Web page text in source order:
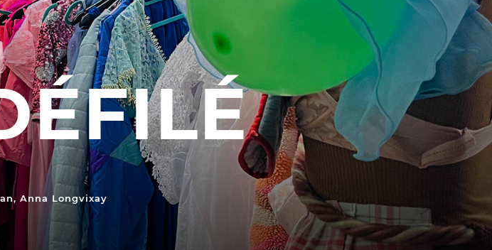
PRATIQUEZ...
Nissa Slam
Le Lab'Oratoire[cours d’oralité]
À Voix haute ·cours [8-14 ans]
LES ACTIONS PÉDAGOGIQUES
Lettres à... [8
Les Spectacles itinérants
Moulins en scène
Autour des spectacles
LA CUISINE
BILLETTERIE
Accueil & horaires
Tarifs, abonnements & places à
l’unité
Anna Longvixay